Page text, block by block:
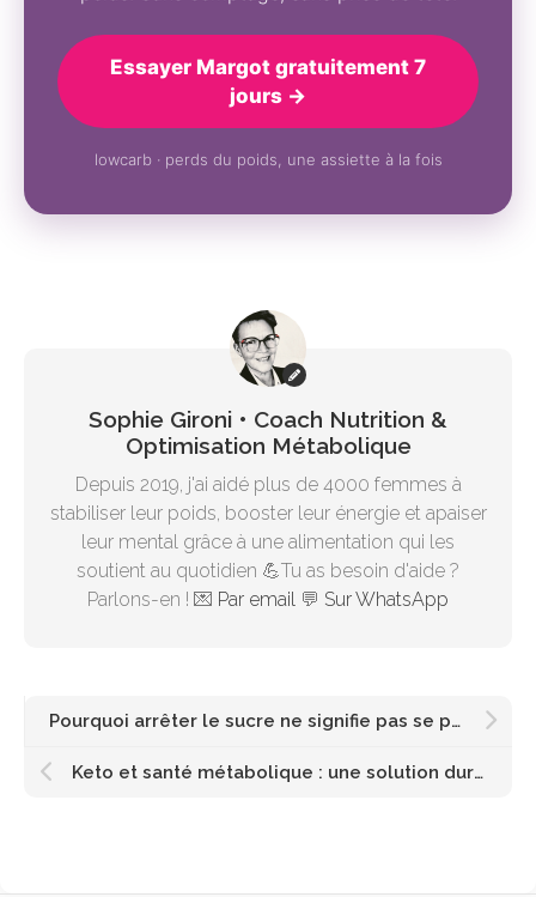
Essayer Margot gratuitement 7
jours →
lowcarb · perds du poids, une assiette à la fois
Sophie Gironi • Coach Nutrition &
Optimisation Métabolique
Depuis 2019, j'ai aidé plus de 4000 femmes à
stabiliser leur poids, booster leur énergie et apaiser
leur mental grâce à une alimentation qui les
soutient au quotidien 💪Tu as besoin d'aide ?
Parlons-en ! 💌 Par email 💬 Sur WhatsApp
Pourquoi arrêter le sucre ne signifie pas se priver ?
Keto et santé métabolique : une solution durable ou une simple tendance ?